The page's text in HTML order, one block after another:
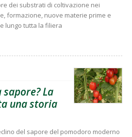
dei substrati di coltivazione nei
formazione, nuove materie prime e
lungo tutta la filiera
La
una storia
del sapore del pomodoro moderno